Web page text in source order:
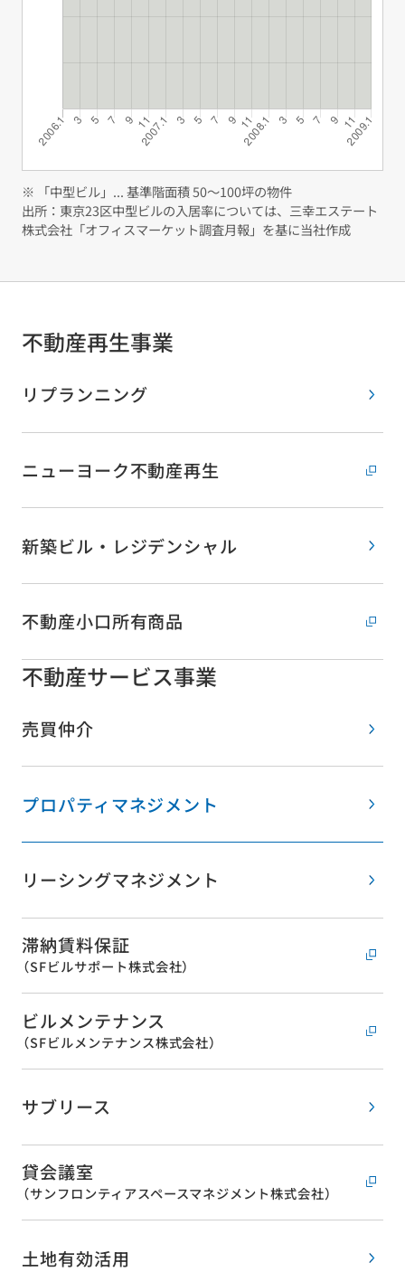
※ 「中型ビル」... 基準階面積 50〜100坪の物件
出所：東京23区中型ビルの入居率については、三幸エステート
株式会社「オフィスマーケット調査月報」を基に当社作成
不動産サービス事業
売買仲介
プロパティマネジメント
リーシングマネジメント
滞納賃料保証
（SFビルサポート株式会社）
ビルメンテナンス
（SFビルメンテナンス株式会社）
サブリース
貸会議室
（サンフロンティアスペースマネジメント株式会社）
土地有効活用
不動産再生事業
リプランニング
ニューヨーク不動産再生
新築ビル・レジデンシャル
不動産小口所有商品